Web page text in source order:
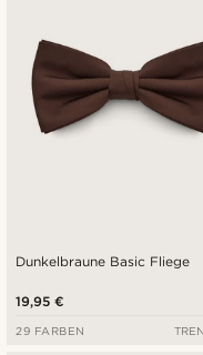
Dunkelbraune Basic Fliege
19,95 €
29 FARBEN